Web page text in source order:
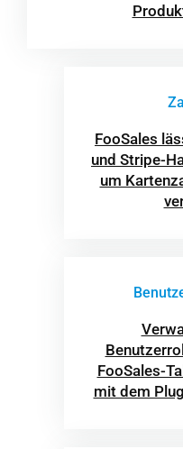
FooSales
und Stripe-
um
FooSales-
mit dem